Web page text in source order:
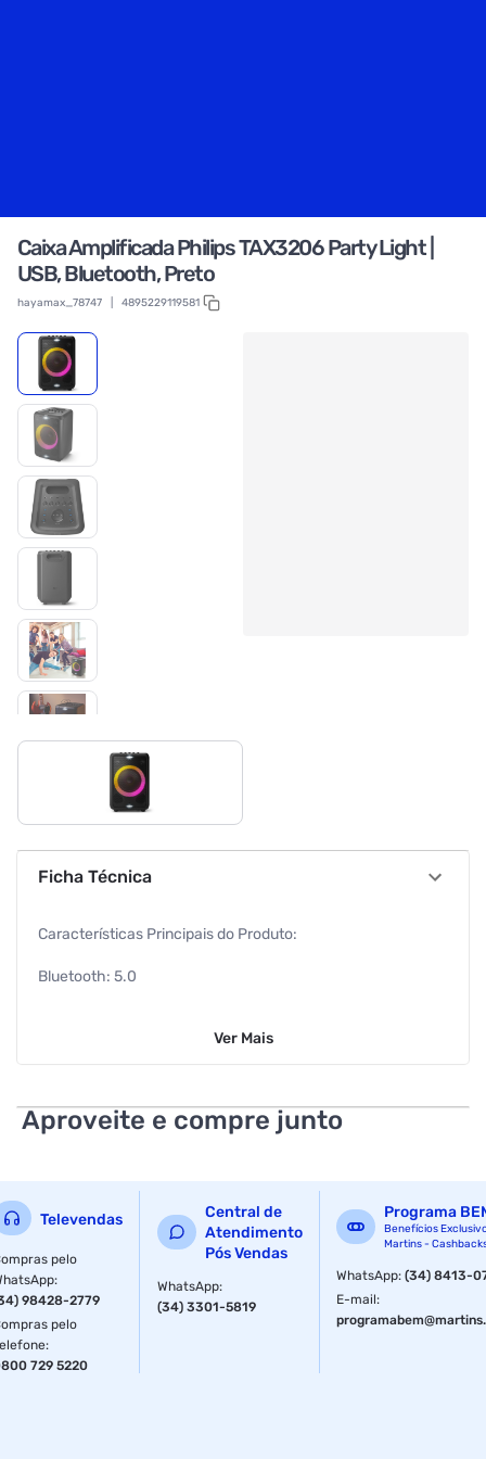
Caixa Amplificada Philips TAX3206 Party Light |
USB, Bluetooth, Preto
hayamax_78747 4895229119581
Ficha Técnica
Características Principais do Produto:
Bluetooth: 5.0
Altura: 46,05 cm
Largura: 30,9 cm
Peso: 6,95 kg
Potência: 80W RMS
Som:
Potência nominal: 80W RMS
Ver Mais
Aproveite e compre junto
Televendas
pelo
:
98428-2779
pelo
:
729 5220
Central de
Atendimento
Pós Vendas
WhatsApp:
(34) 3301-5819
Programa
Benefícios
Martins -
WhatsApp:(34) 8413-
E-mail: